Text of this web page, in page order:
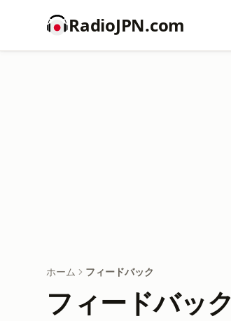
RadioJPN.com
ホーム フィードバック
フィードバック